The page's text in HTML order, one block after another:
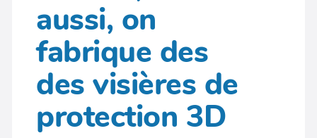
aussi, on
fabrique des
des visières de
protection 3D